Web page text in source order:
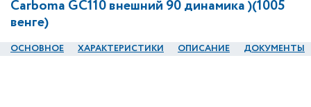
Carboma GC110 внешний 90 динамика )(1005
венге)
ОСНОВНОЕ ХАРАКТЕРИСТИКИ ОПИСАНИЕ ДОКУМЕНТЫ